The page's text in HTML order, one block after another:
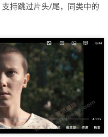
持跳过片头/尾，同类中的